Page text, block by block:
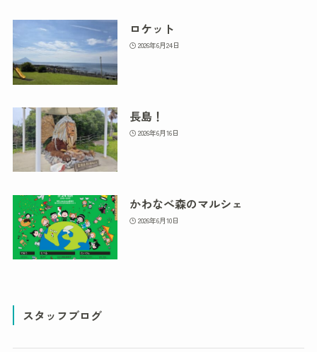
ロケット
2026年6月24日
長島！
2026年6月16日
かわなべ森のマルシェ
2026年6月10日
スタッフブログ